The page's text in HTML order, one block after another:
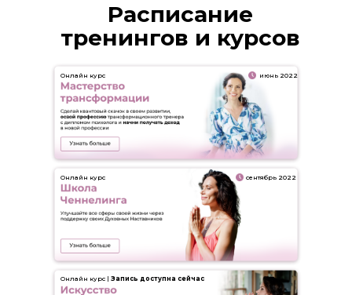
Расписание
тренингов и курсов
июнь 2022
сентябрь 2022
Онлайн курс
Онлайн курс
Онлайн курс | Запись доступна сейчас